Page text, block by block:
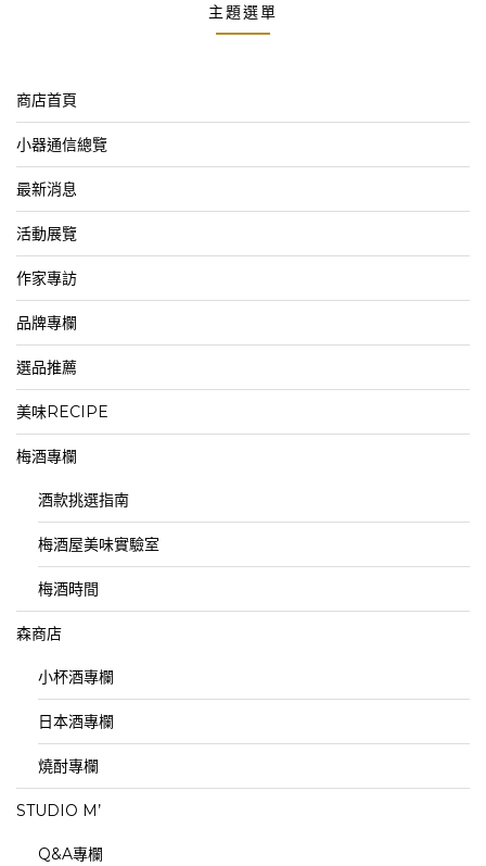
主題選單
商店首頁
小器通信總覽
最新消息
活動展覽
作家專訪
品牌專欄
選品推薦
美味RECIPE
梅酒專欄
酒款挑選指南
梅酒屋美味實驗室
梅酒時間
森商店
小杯酒專欄
日本酒專欄
燒酎專欄
STUDIO M’
Q&A專欄